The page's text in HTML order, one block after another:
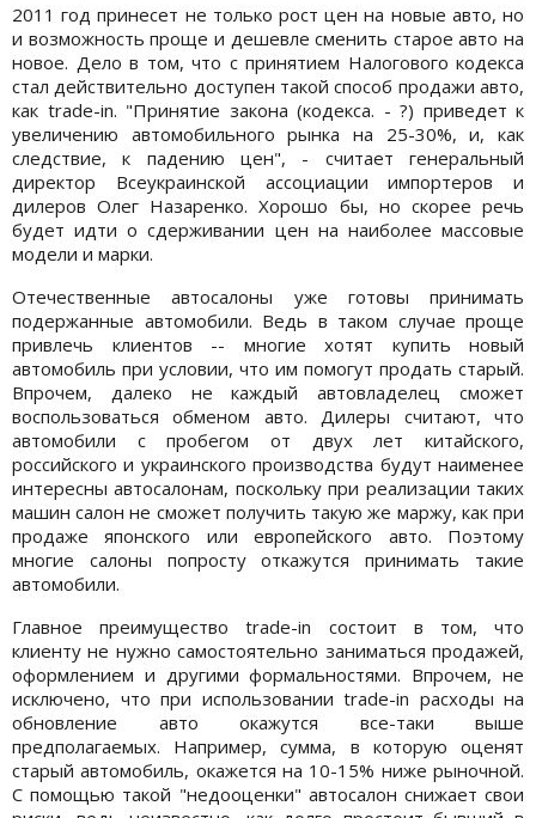
2011 год принесет не только рост цен на новые авто, но
и возможность проще и дешевле сменить старое авто на
новое. Дело в том, что с принятием Налогового кодекса
стал действительно доступен такой способ продажи авто,
как trade-in. "Принятие закона (кодекса. - ?) приведет к
увеличению автомобильного рынка на 25-30%, и, как
следствие, к падению цен", - считает генеральный
директор Всеукраинской ассоциации импортеров и
дилеров Олег Назаренко. Хорошо бы, но скорее речь
будет идти о сдерживании цен на наиболее массовые
модели и марки.
Отечественные автосалоны уже готовы принимать
подержанные автомобили. Ведь в таком случае проще
привлечь клиентов -- многие хотят купить новый
автомобиль при условии, что им помогут продать старый.
Впрочем, далеко не каждый автовладелец сможет
воспользоваться обменом авто. Дилеры считают, что
автомобили с пробегом от двух лет китайского,
российского и украинского производства будут наименее
интересны автосалонам, поскольку при реализации таких
машин салон не сможет получить такую же маржу, как при
продаже японского или европейского авто. Поэтому
многие салоны попросту откажутся принимать такие
автомобили.
Главное преимущество trade-in состоит в том, что
клиенту не нужно самостоятельно заниматься продажей,
оформлением и другими формальностями. Впрочем, не
исключено, что при использовании trade-in расходы на
обновление авто окажутся все-таки выше
предполагаемых. Например, сумма, в которую оценят
старый автомобиль, окажется на 10-15% ниже рыночной.
С помощью такой "недооценки" автосалон снижает свои